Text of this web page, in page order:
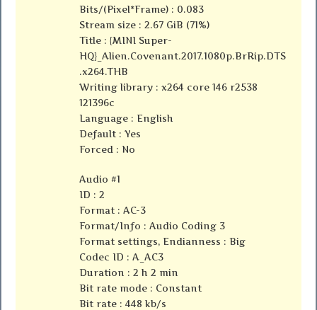
Bits/(Pixel*Frame) : 0.083
Stream size : 2.67 GiB (71%)
Title : {MINI Super-
HQ}_Alien.Covenant.2017.1080p.BrRip.DTS
.x264.THB
Writing library : x264 core 146 r2538
121396c
Language : English
Default : Yes
Forced : No
Audio #1
ID : 2
Format : AC-3
Format/Info : Audio Coding 3
Format settings, Endianness : Big
Codec ID : A_AC3
Duration : 2 h 2 min
Bit rate mode : Constant
Bit rate : 448 kb/s